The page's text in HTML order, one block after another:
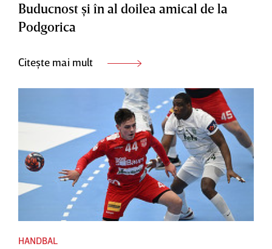
Buducnost şi în al doilea amical de la
Podgorica
Citește mai mult
HANDBAL